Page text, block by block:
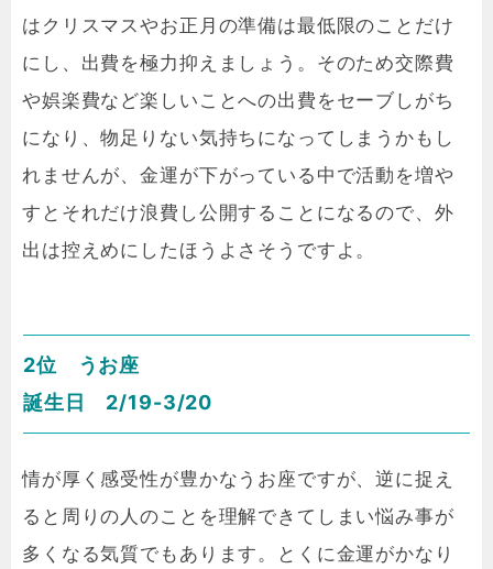
はクリスマスやお正月の準備は最低限のことだけ
にし、出費を極力抑えましょう。そのため交際費
や娯楽費など楽しいことへの出費をセーブしがち
になり、物足りない気持ちになってしまうかもし
れませんが、金運が下がっている中で活動を増や
すとそれだけ浪費し公開することになるので、外
出は控えめにしたほうよさそうですよ。
2位 うお座
誕生日 2/19-3/20
情が厚く感受性が豊かなうお座ですが、逆に捉え
ると周りの人のことを理解できてしまい悩み事が
多くなる気質でもあります。とくに金運がかなり